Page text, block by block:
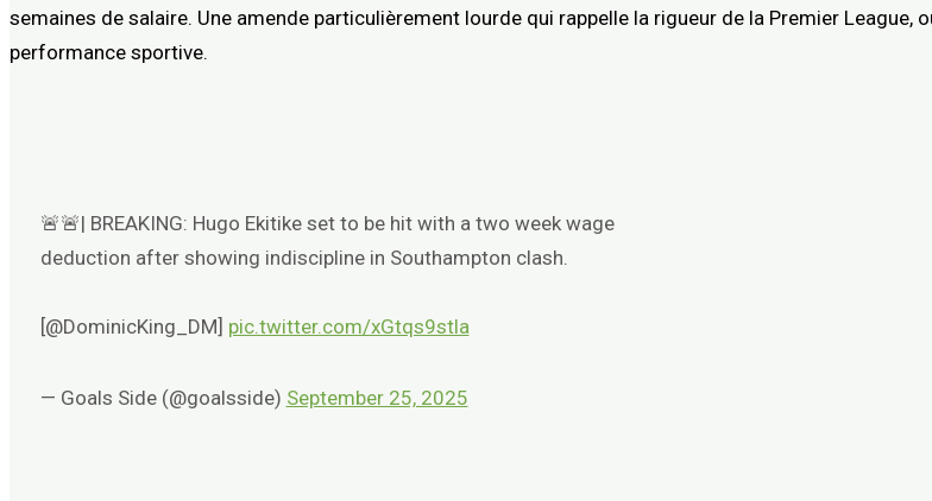
semaines de salaire. Une amende particulièrement lourde qui rappelle la rigueur de la Premier
performance sportive.
🚨🚨| BREAKING: Hugo Ekitike set to be hit with a two week wage
deduction after showing indiscipline in Southampton clash.
[@DominicKing_DM] pic.twitter.com/xGtqs9stla
— Goals Side (@goalsside) September 25, 2025